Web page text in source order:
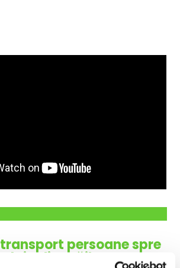
persoanespre
Belgia din Brăila